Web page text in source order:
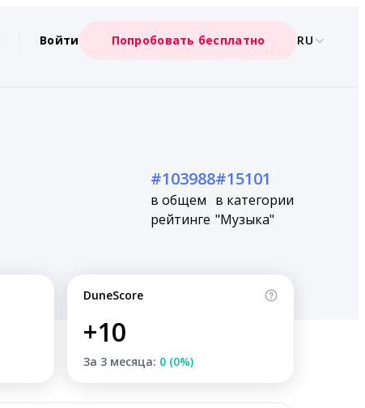
Войти Попробовать бесплатно RU
#103988
в общем
рейтинге
#15101
в категории
"Музыка"
DuneScore
+10
За 3 месяца: 0 (0%)